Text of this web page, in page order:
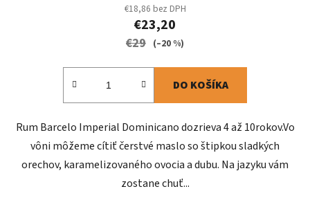
€18,86 bez DPH
€23,20
€29 (–20 %)
DO KOŠÍKA
Rum Barcelo Imperial Dominicano dozrieva 4 až 10rokov.Vo
vôni môžeme cítiť čerstvé maslo so štipkou sladkých
orechov, karamelizovaného ovocia a dubu. Na jazyku vám
zostane chuť...